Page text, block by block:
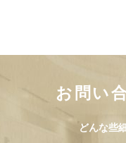
お問い
どんな些